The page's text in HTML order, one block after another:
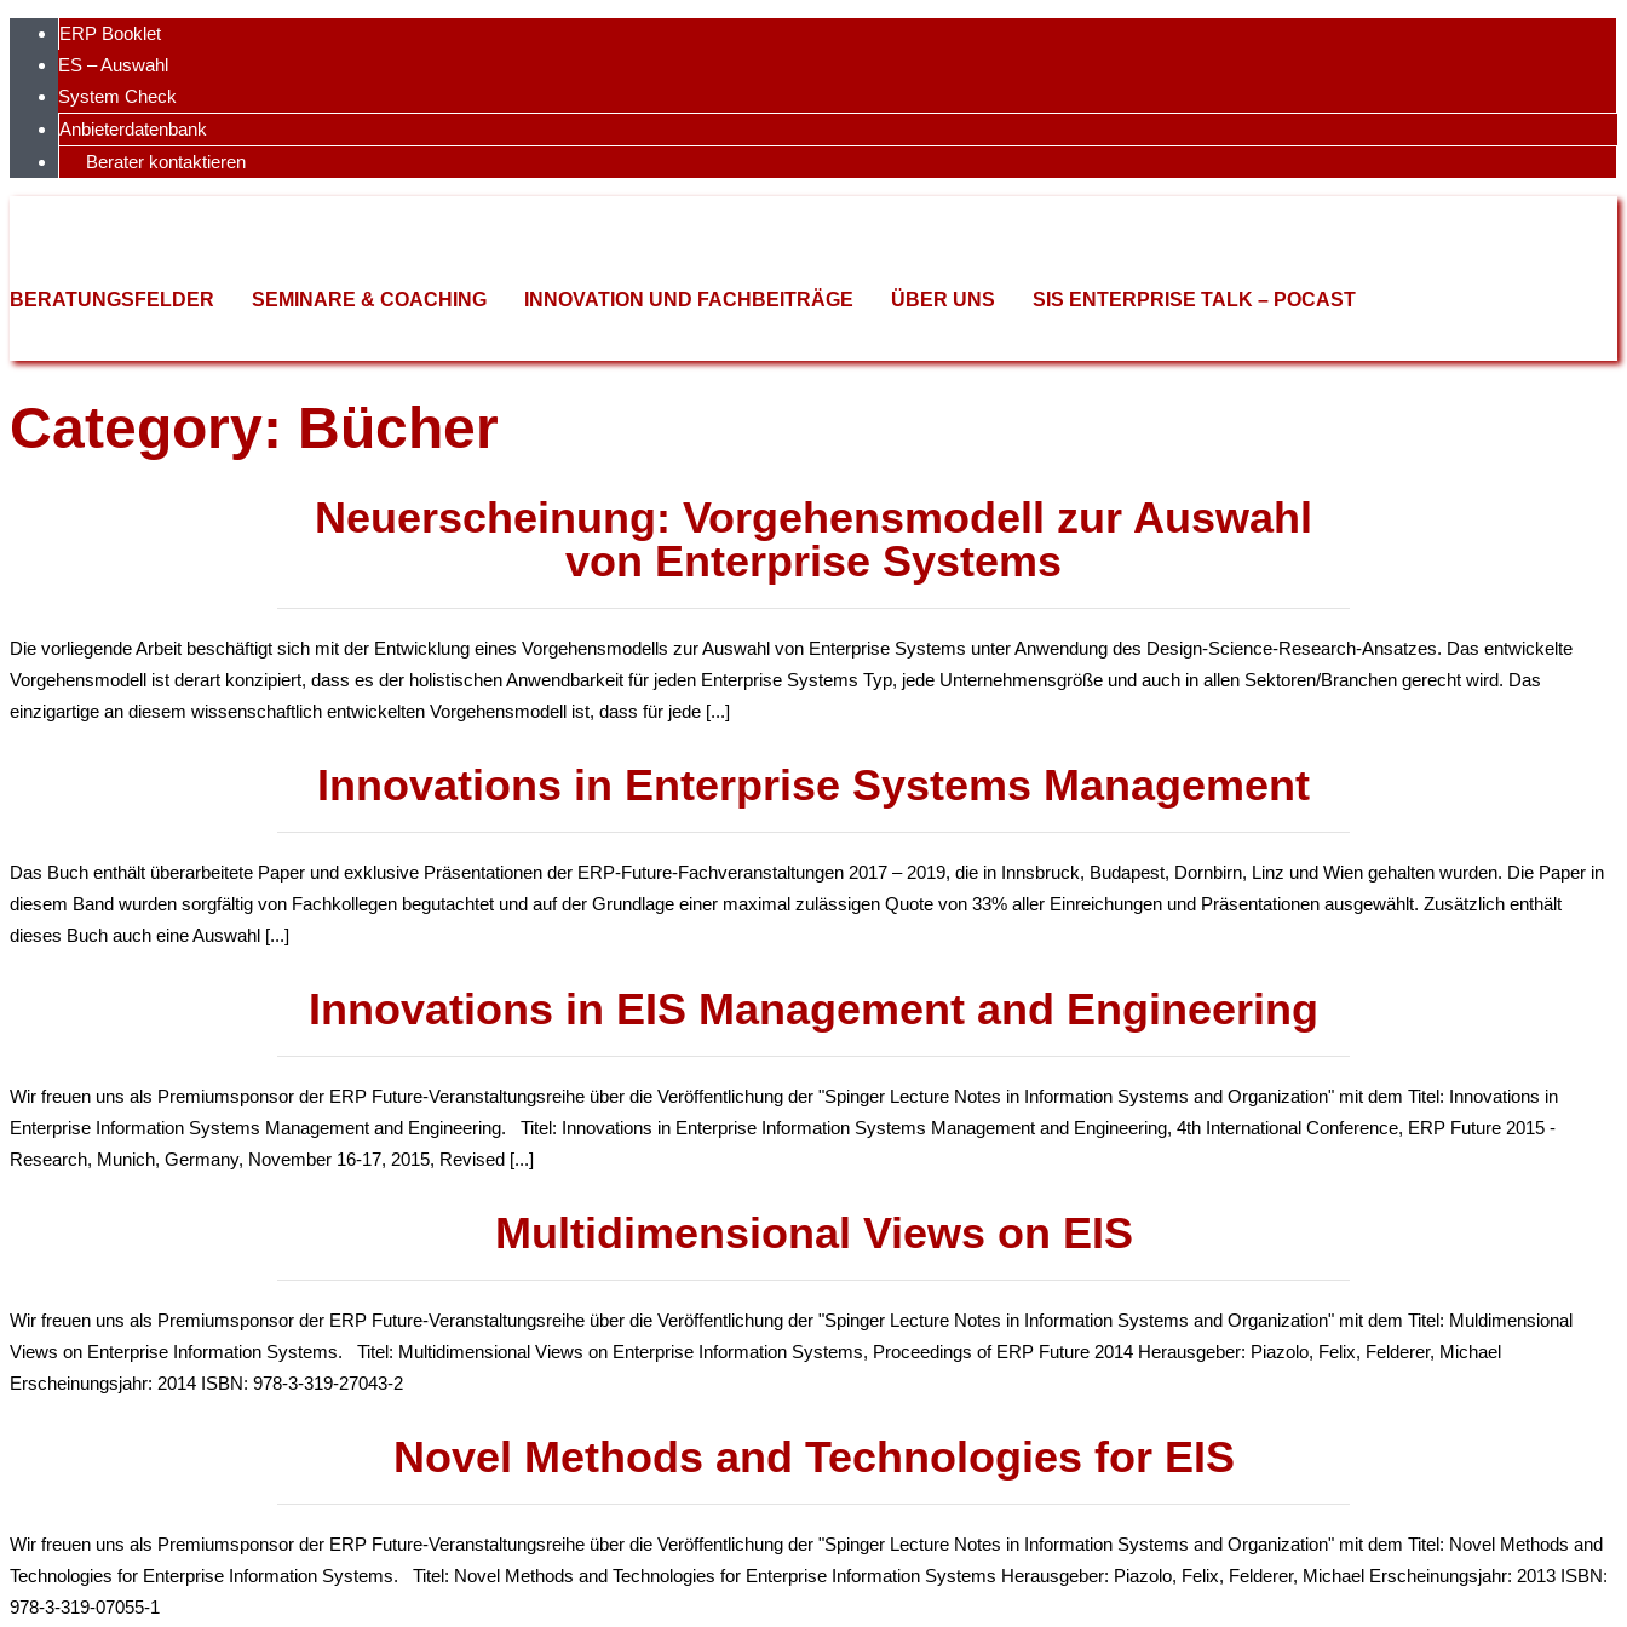
Skip
content
ERP Booklet
ES – Auswahl
System Check
Anbieterdatenbank
Berater kontaktieren
BERATUNGSFELDER SEMINARE & COACHING INNOVATION UND FACHBEITRÄGE ÜBER UNS SIS ENTERPRISE TALK – POCAST
Category: Bücher
Neuerscheinung: Vorgehensmodell zur Auswahl
von Enterprise Systems
Die vorliegende Arbeit beschäftigt sich mit der Entwicklung eines Vorgehensmodells zur Auswahl von Enterprise Systems unter Anwendung des Design-Science-Research-Ansatzes. Das entwickelte
Vorgehensmodell ist derart konzipiert, dass es der holistischen Anwendbarkeit für jeden Enterprise Systems Typ, jede Unternehmensgröße und auch in allen Sektoren/Branchen gerecht wird. Das
einzigartige an diesem wissenschaftlich entwickelten Vorgehensmodell ist, dass für jede [...]
Innovations in Enterprise Systems Management
Das Buch enthält überarbeitete Paper und exklusive Präsentationen der ERP-Future-Fachveranstaltungen 2017 – 2019, die in Innsbruck, Budapest, Dornbirn, Linz und Wien gehalten wurden. Die Paper in
diesem Band wurden sorgfältig von Fachkollegen begutachtet und auf der Grundlage einer maximal zulässigen Quote von 33% aller Einreichungen und Präsentationen ausgewählt. Zusätzlich enthält
dieses Buch auch eine Auswahl [...]
Innovations in EIS Management and Engineering
Wir freuen uns als Premiumsponsor der ERP Future-Veranstaltungsreihe über die Veröffentlichung der "Spinger Lecture Notes in Information Systems and Organization" mit dem Titel: Innovations in
Enterprise Information Systems Management and Engineering. Titel: Innovations in Enterprise Information Systems Management and Engineering, 4th International Conference, ERP Future 2015 -
Research, Munich, Germany, November 16-17, 2015, Revised [...]
Multidimensional Views on EIS
Wir freuen uns als Premiumsponsor der ERP Future-Veranstaltungsreihe über die Veröffentlichung der "Spinger Lecture Notes in Information Systems and Organization" mit dem Titel: Muldimensional
Views on Enterprise Information Systems. Titel: Multidimensional Views on Enterprise Information Systems, Proceedings of ERP Future 2014 Herausgeber: Piazolo, Felix, Felderer, Michael
Erscheinungsjahr: 2014 ISBN: 978-3-319-27043-2
Novel Methods and Technologies for EIS
Wir freuen uns als Premiumsponsor der ERP Future-Veranstaltungsreihe über die Veröffentlichung der "Spinger Lecture Notes in Information Systems and Organization" mit dem Titel: Novel Methods and
Technologies for Enterprise Information Systems. Titel: Novel Methods and Technologies for Enterprise Information Systems Herausgeber: Piazolo, Felix, Felderer, Michael Erscheinungsjahr: 2013 ISBN:
978-3-319-07055-1